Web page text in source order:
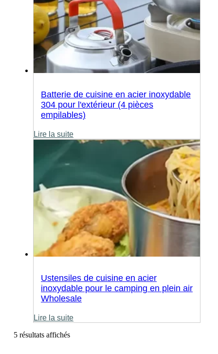
Batterie de cuisine en acier inoxydable
304 pour l'extérieur (4 pièces
empilables)
Lire la suite
Ustensiles de cuisine en acier
inoxydable pour le camping en plein air
Wholesale
Lire la suite
5 résultats affichés